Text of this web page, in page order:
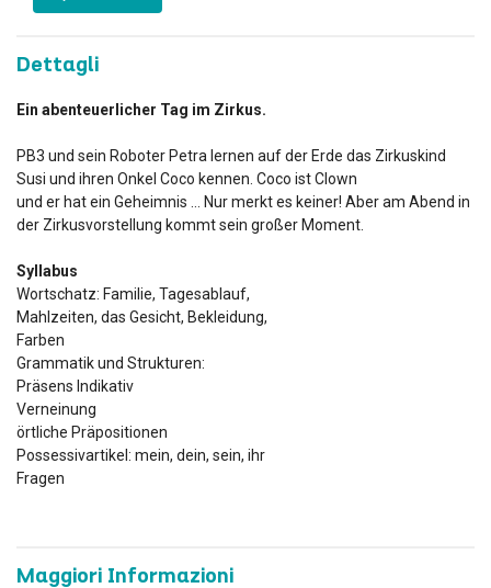
Dettagli
Ein abenteuerlicher Tag im Zirkus.
PB3 und sein Roboter Petra lernen auf der Erde das Zirkuskind
Susi und ihren Onkel Coco kennen. Coco ist Clown
und er hat ein Geheimnis … Nur merkt es keiner! Aber am Abend in
der Zirkusvorstellung kommt sein großer Moment.
Syllabus
Wortschatz: Familie, Tagesablauf,
Mahlzeiten, das Gesicht, Bekleidung,
Farben
Grammatik und Strukturen:
Präsens Indikativ
Verneinung
örtliche Präpositionen
Possessivartikel: mein, dein, sein, ihr
Fragen
Maggiori Informazioni